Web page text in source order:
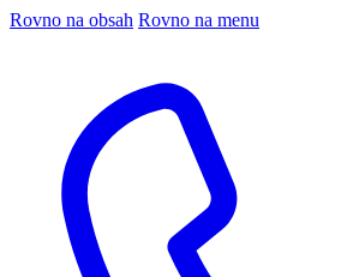
Rovno na obsah Rovno na menu